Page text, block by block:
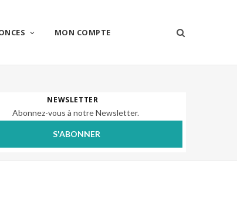
MON COMPTE
NEWSLETTER
Abonnez-vous à notre Newsletter.
S'ABONNER